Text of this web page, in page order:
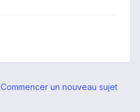
Commencer un nouveau sujet